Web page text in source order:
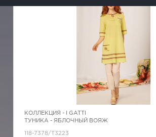
КОЛЛЕКЦИЯ -
I GATTI
ТУНИКА - ЯБЛОЧНЫЙ ВОЯЖ
118-7378/Т3223